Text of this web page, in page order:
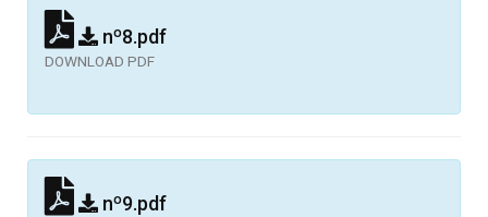
nº8.pdf
DOWNLOAD PDF
nº9.pdf